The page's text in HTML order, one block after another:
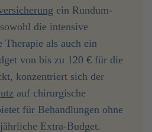
ein Rundum-
die intensive
Therapie als auch ein
von bis zu 120 € für die
konzentriert sich der
auf chirurgische
für Behandlungen ohne
Extra-Budget.